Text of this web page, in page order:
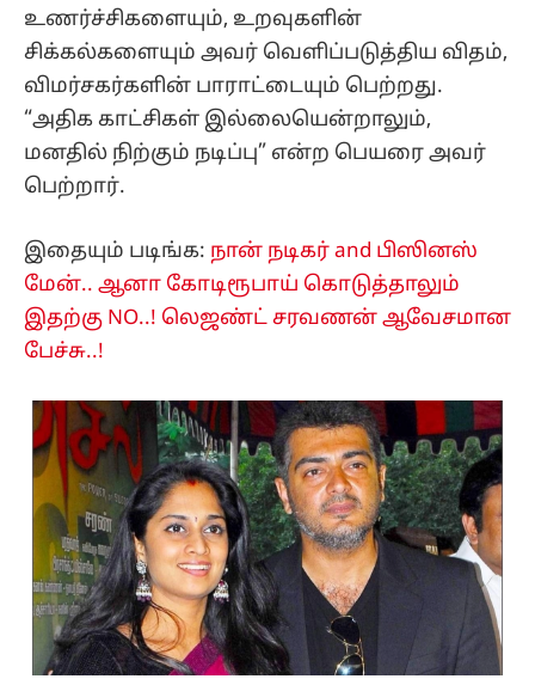
உணர்ச்சிகளையும், உறவுகளின்
சிக்கல்களையும் அவர் வெளிப்படுத்திய விதம்,
விமர்சகர்களின் பாராட்டையும் பெற்றது.
“அதிக காட்சிகள் இல்லையென்றாலும்,
மனதில் நிற்கும் நடிப்பு” என்ற பெயரை அவர்
பெற்றார்.
இதையும் படிங்க: நான் நடிகர் and பிஸினஸ்
மேன்.. ஆனா கோடிரூபாய் கொடுத்தாலும்
இதற்கு NO..! லெஜண்ட் சரவணன் ஆவேசமான
பேச்சு..!